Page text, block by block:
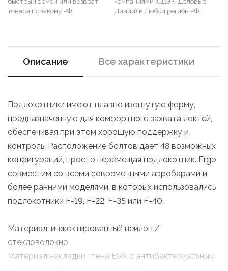
товара по закону РФ.
Линии) в любой регион РФ.
Описание Все характеристики
Подлокотники имеют плавно изогнутую форму,
предназначенную для комфортного захвата локтей,
обеспечивая при этом хорошую поддержку и
контроль. Расположение болтов дает 48 возможных
конфигураций, просто перемещая подлокотник. Ergo
совместим со всеми современными аэробарами и
более ранними моделями, в которых использовались
подлокотники F-19, F-22, F-35 или F-40.
Материал: инжектированный нейлон /
стекловолокно
Материал накладки : пена EVA с антибактериальным